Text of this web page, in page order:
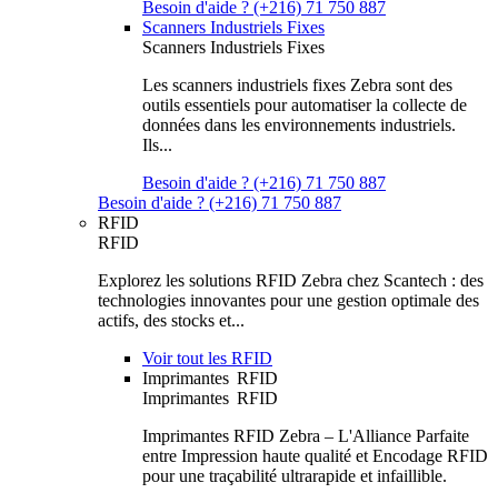
Besoin d'aide ? (+216) 71 750 887
Scanners Industriels Fixes
Scanners Industriels Fixes
Les scanners industriels fixes Zebra sont des
outils essentiels pour automatiser la collecte de
données dans les environnements industriels.
Ils...
Besoin d'aide ? (+216) 71 750 887
Besoin d'aide ? (+216) 71 750 887
RFID
RFID
Explorez les solutions RFID Zebra chez Scantech : des
technologies innovantes pour une gestion optimale des
actifs, des stocks et...
Voir tout les RFID
Imprimantes RFID
Imprimantes RFID
Imprimantes RFID Zebra – L'Alliance Parfaite
entre Impression haute qualité et Encodage RFID
pour une traçabilité ultrarapide et infaillible.